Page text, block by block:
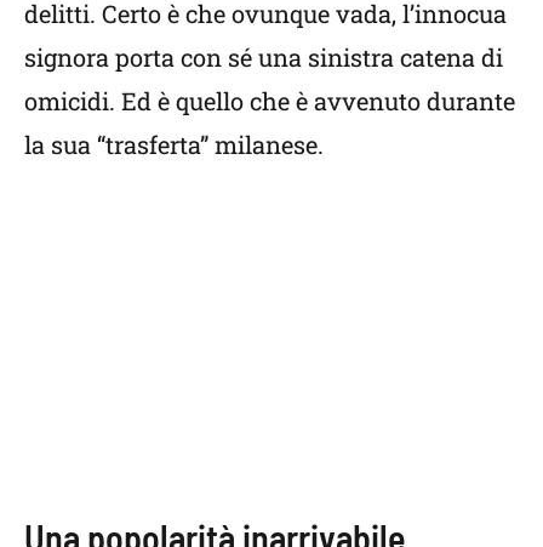
delitti. Certo è che ovunque vada, l’innocua
signora porta con sé una sinistra catena di
omicidi. Ed è quello che è avvenuto durante
la sua “trasferta” milanese.
Una popolarità inarrivabile